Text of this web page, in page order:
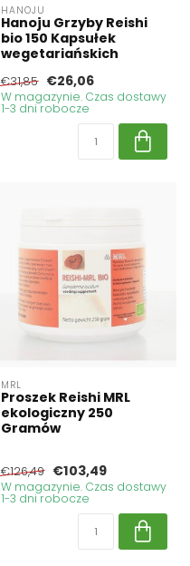
HANOJU
Hanoju Grzyby Reishi
bio 150 Kapsułek
wegetariańskich
€31,85 €26,06
W magazynie. Czas dostawy
1-3 dni robocze
MRL
Proszek Reishi MRL
ekologiczny 250
Gramów
€126,49 €103,49
W magazynie. Czas dostawy
1-3 dni robocze